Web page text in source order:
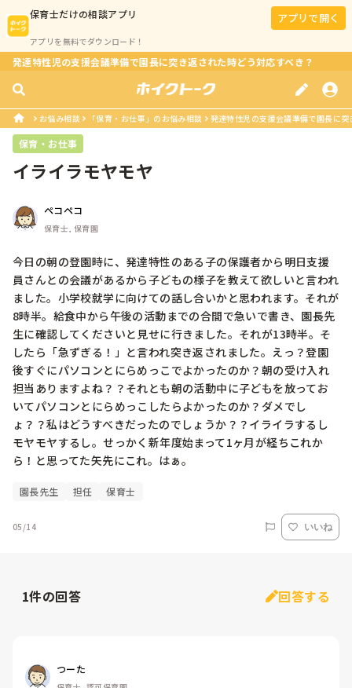
保育士だけの相談アプリ
アプリを無料でダウンロード！
アプリで開く
発達特性児の支援会議準備で園長に突き返された時どう対応すべき？
お悩み相談 「保育・お仕事」のお悩み相談 発達特性児の支援会議準備で園長に
保育・お仕事
イライラモヤモヤ
ペコペコ
保育士, 保育園
今日の朝の登園時に、発達特性のある子の保護者から明日支援
員さんとの会議があるから子どもの様子を教えて欲しいと言われ
ました。小学校就学に向けての話し合いかと思われます。それが
8時半。給食中から午後の活動までの合間で急いで書き、園長先
生に確認してくださいと見せに行きました。それが13時半。そ
したら「急ずぎる！」と言われ突き返されました。えっ？登園
後すぐにパソコンとにらめっこでよかったのか？朝の受け入れ
担当ありますよね？？それとも朝の活動中に子どもを放ってお
いてパソコンとにらめっこしたらよかったのか？ダメでし
ょ？？私はどうすべきだったのでしょうか？？イライラするし
モヤモヤするし。せっかく新年度始まって1ヶ月が経ちこれか
ら！と思ってた矢先にこれ。はぁ。
園長先生 担任 保育士
05/14 いいね
1件の回答 回答する
つーた